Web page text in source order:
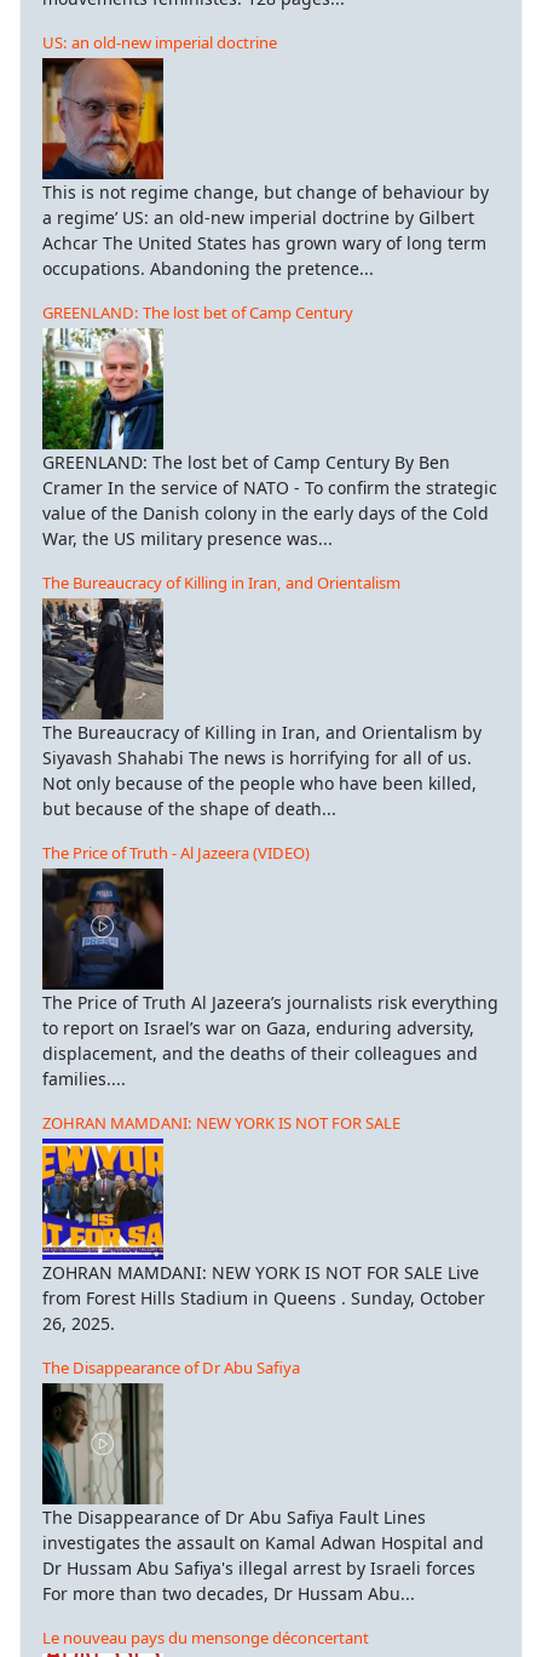
US: an old-new imperial doctrine
This is not regime change, but change of behaviour by
a regime’ US: an old-new imperial doctrine by Gilbert
Achcar The United States has grown wary of long term
occupations. Abandoning the pretence...
GREENLAND: The lost bet of Camp Century
GREENLAND: The lost bet of Camp Century By Ben
Cramer In the service of NATO - To confirm the strategic
value of the Danish colony in the early days of the Cold
War, the US military presence was...
The Bureaucracy of Killing in Iran, and Orientalism
The Bureaucracy of Killing in Iran, and Orientalism by
Siyavash Shahabi The news is horrifying for all of us.
Not only because of the people who have been killed,
but because of the shape of death...
The Price of Truth - Al Jazeera (VIDEO)
The Price of Truth Al Jazeera’s journalists risk everything
to report on Israel’s war on Gaza, enduring adversity,
displacement, and the deaths of their colleagues and
families....
ZOHRAN MAMDANI: NEW YORK IS NOT FOR SALE
ZOHRAN MAMDANI: NEW YORK IS NOT FOR SALE Live
from Forest Hills Stadium in Queens . Sunday, October
26, 2025.
The Disappearance of Dr Abu Safiya
The Disappearance of Dr Abu Safiya Fault Lines
investigates the assault on Kamal Adwan Hospital and
Dr Hussam Abu Safiya's illegal arrest by Israeli forces
For more than two decades, Dr Hussam Abu...
Le nouveau pays du mensonge déconcertant